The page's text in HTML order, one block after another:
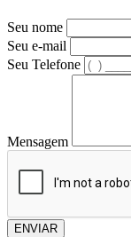
Seu nome
Seu e-mail
Seu Telefone
Mensagem
ENVIAR